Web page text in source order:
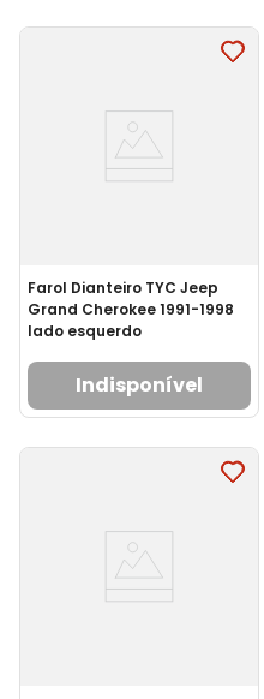
Farol Dianteiro TYC Jeep
Grand Cherokee 1991-1998
lado esquerdo
Indisponível